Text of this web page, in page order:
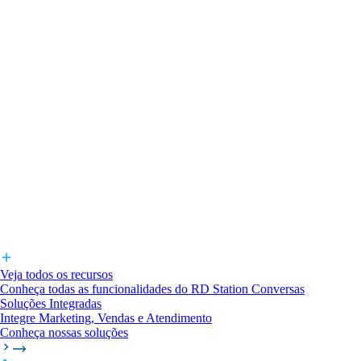
Veja todos os recursos
Conheça todas as funcionalidades do RD Station Conversas
Soluções Integradas
Integre Marketing, Vendas e Atendimento
Conheça nossas soluções